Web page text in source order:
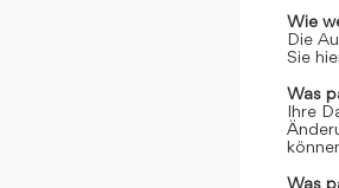
Wie
Die
Sie
Was
Ihre
Was